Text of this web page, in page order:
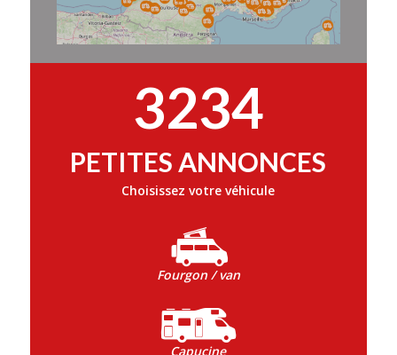
3234
PETITES ANNONCES
Choisissez votre véhicule
Fourgon / van
Capucine